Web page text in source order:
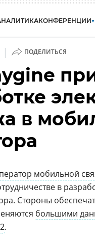
КОНФЕРЕНЦИИ
| ПОДЕЛИТЬСЯ
в
мобильной
в
Стороны
большими
.